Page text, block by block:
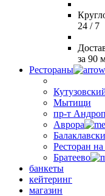
24 / 7
за 90
Рестораны
Мытищи
пр-т
Аврора
Ресторан
Братеево
банкеты
кейтеринг
магазин